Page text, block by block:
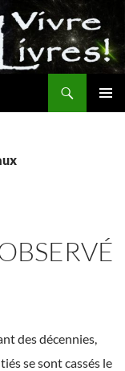
des décennies,
se sont cassés le